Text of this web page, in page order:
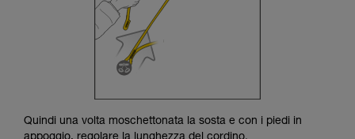
Quindi una volta moschettonata la sosta e con i piedi in